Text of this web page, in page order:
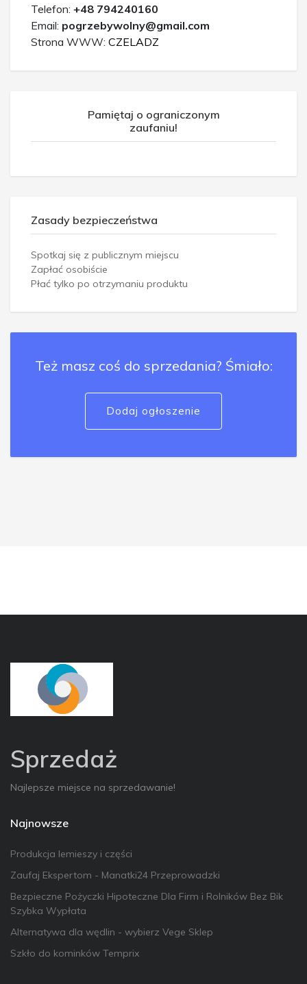
Telefon: +48 794240160
Email: pogrzebywolny@gmail.com
Strona WWW: CZELADZ
Pamiętaj o ograniczonym
zaufaniu!
Zasady bezpieczeństwa
Spotkaj się z publicznym miejscu
Zapłać osobiście
Płać tylko po otrzymaniu produktu
Też masz coś do sprzedania? Śmiało:
Dodaj ogłoszenie
Sprzedaż
Najlepsze miejsce na sprzedawanie!
Najnowsze
Produkcja lemieszy i części
Zaufaj Ekspertom - Manatki24 Przeprowadzki
Bezpieczne Pożyczki Hipoteczne Dla Firm i Rolników Bez Bik
Szybka Wypłata
Alternatywa dla wędlin - wybierz Vege Sklep
Szkło do kominków Temprix